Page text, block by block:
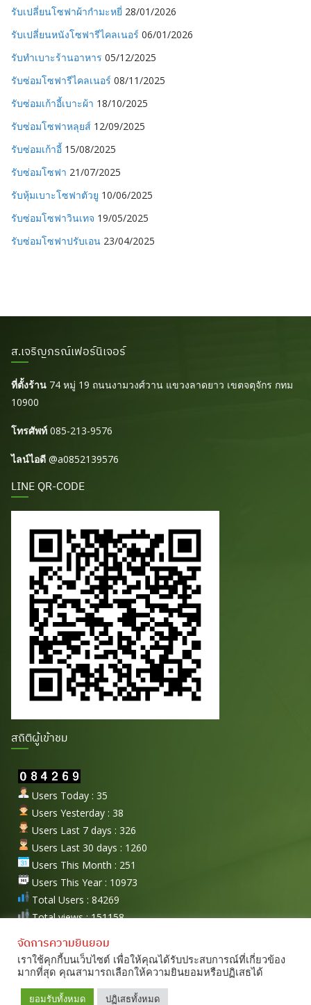
รับเปลี่ยนโซฟาผ้ากำมะหยี่ 28/01/2026
รับเปลี่ยนหนังโซฟารีไคลเนอร์ 06/01/2026
รับทำเบาะร้านอาหาร 05/12/2025
รับซ่อมโซฟารีไคลเนอร์ 08/11/2025
รับซ่อมเก้าอี้เบาะผ้า 18/10/2025
รับซ่อมโซฟาหลุยส์ 12/09/2025
รับซ่อมเก้าอี้ 15/08/2025
รับซ่อมโซฟา 21/07/2025
รับหุ้มเบาะโซฟาตัวยู 10/06/2025
รับซ่อมโซฟาวินเทจ 19/05/2025
รับซ่อมโซฟาปรับเอน 23/04/2025
ส.เจริญภรณ์เฟอร์นิเจอร์
ที่ตั้งร้าน 74 หมู่ 19 ถนนงามวงศ์วาน แขวงลาดยาว เขตจตุจักร กทม
10900
โทรศัพท์ 085-213-9576
ไลน์ไอดี @a0852139576
LINE QR-CODE
สถิติผู้เข้าชม
Users Today : 35
Users Yesterday : 38
Users Last 7 days : 326
Users Last 30 days : 1260
Users This Month : 251
Users This Year : 10973
Total Users : 84269
Total views : 151158
Copyright © 2026 ส.เจริญภรณ์เฟอร์นิเจอร์
จัดการความยินยอม
เราใช้คุกกี้บนเว็บไซต์ เพื่อให้คุณได้รับประสบการณ์ที่เกี่ยวข้อง
มากที่สุด คุณสามารถเลือกให้ความยินยอมหรือปฏิเสธได้
ยอมรับทั้งหมด ปฏิเสธทั้งหมด